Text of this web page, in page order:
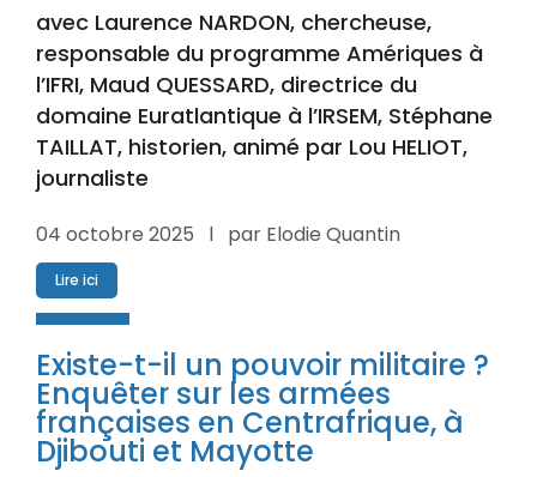
avec Laurence NARDON, chercheuse,
responsable du programme Amériques à
l’IFRI, Maud QUESSARD, directrice du
domaine Euratlantique à l’IRSEM, Stéphane
TAILLAT, historien, animé par Lou HELIOT,
journaliste
04 octobre 2025 l par Elodie Quantin
Lire ici
Existe-t-il un pouvoir militaire ?
Enquêter sur les armées
françaises en Centrafrique, à
Djibouti et Mayotte